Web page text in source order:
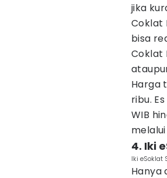
jika
Coklat
bisa
Coklat
Harga
ribu.
WIB
4. Iki
Iki
Hanya